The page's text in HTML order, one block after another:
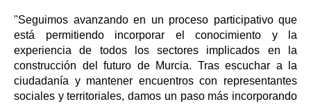
"Seguimos avanzando en un proceso participativo que
está permitiendo incorporar el conocimiento y la
experiencia de todos los sectores implicados en la
construcción del futuro de Murcia. Tras escuchar a la
ciudadanía y mantener encuentros con representantes
sociales y territoriales, damos un paso más incorporando